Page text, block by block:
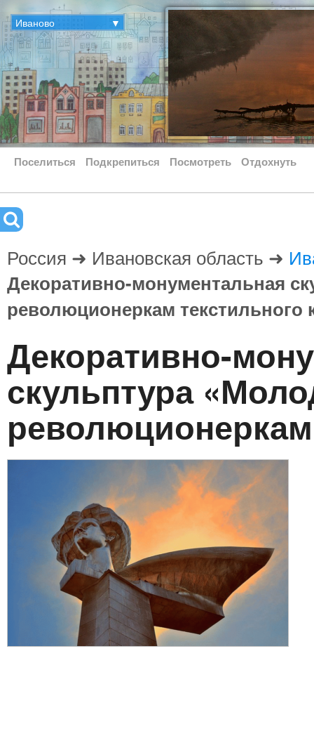
Иваново ▼
Поселиться Подкрепиться Посмотреть Отдохнуть
Россия ➜ Ивановская область ➜
Декоративно-монументальная
революционеркам текстильного
Декоративно-
скульптура
революционеркам